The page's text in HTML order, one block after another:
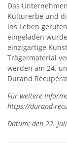
Das
Kulturerbe und
ins Leben
eingeladen
einzigartige
Trägermaterial
werden am 24.
Durand
Für weitere
https://durand-
Datum: den 22.